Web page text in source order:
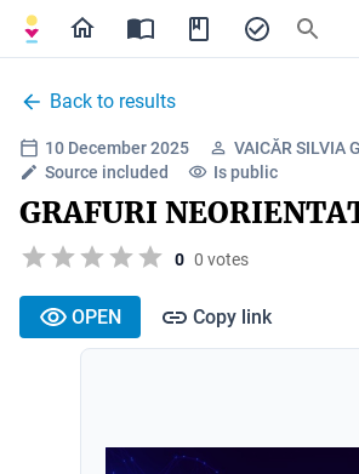
Back to results
10 December 2025
VAICĂR SILVIA
Source included
Is public
GRAFURI
0 0 votes
OPEN Copy link